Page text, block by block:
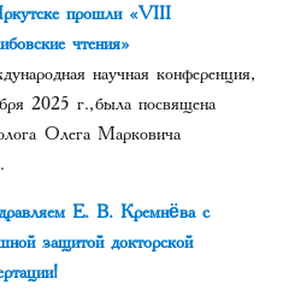
прошли «VIII
чтения»
научная конференция,
2025 г., была посвящена
Олега Марковича
Е. В. Кремнёва с
защитой докторской